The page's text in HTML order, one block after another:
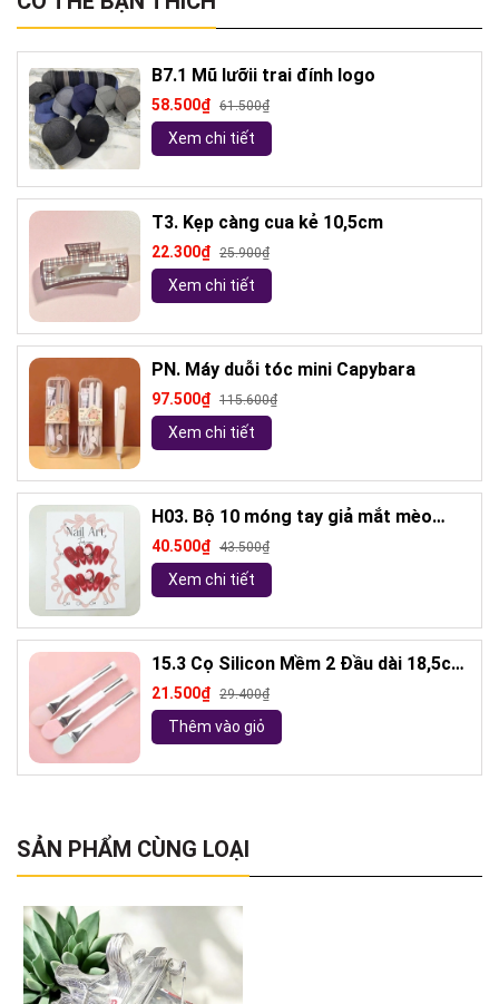
B7.1 Mũ lưỡii trai đính logo
58.500₫ 61.500₫
Xem chi tiết
T3. Kẹp càng cua kẻ 10,5cm
22.300₫ 25.900₫
Xem chi tiết
PN. Máy duỗi tóc mini Capybara
97.500₫ 115.600₫
Xem chi tiết
H03. Bộ 10 móng tay giả mắt mèo
kèm keo và giũa móng (ngẫu nhiên)
40.500₫ 43.500₫
Xem chi tiết
15.3 Cọ Silicon Mềm 2 Đầu dài 18,5cm
( ngẫu nhiên)
21.500₫ 29.400₫
Thêm vào giỏ
SẢN PHẨM CÙNG LOẠI